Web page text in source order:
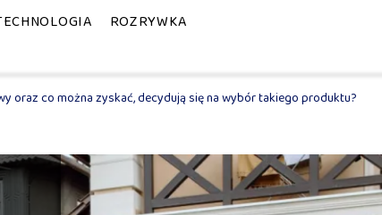
ROZRYWKA
oraz co można zyskać, decydują się na wybór takiego produktu?